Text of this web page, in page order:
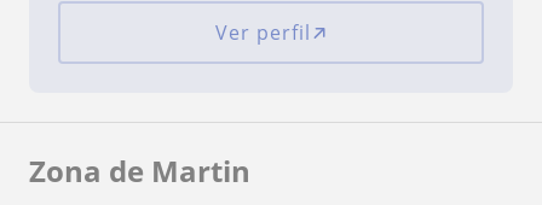
Ver perfil
Zona de Martin